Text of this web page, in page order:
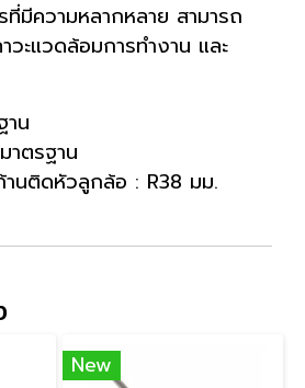
มีความหลากหลาย สามารถ
วะแวดล้อมการทำงาน และ
าน
าตรฐาน
นติดหัวลูกล้อ : R38 มม.
New